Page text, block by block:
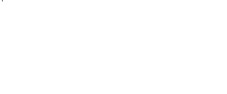
เงินประกันสังคมที่เราจ่ายเข้ากองทุ
เมื่อเกษียณอายุเราจะได้รับเงินเก
รรับเงินส่วนนี้จะเป็นอย่างไร มาทำค